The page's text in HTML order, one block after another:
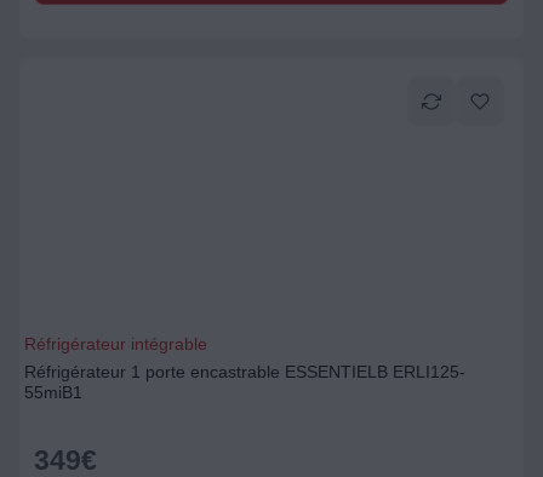
Réfrigérateur intégrable
Réfrigérateur 1 porte encastrable ESSENTIELB ERLI125-
55miB1
349€